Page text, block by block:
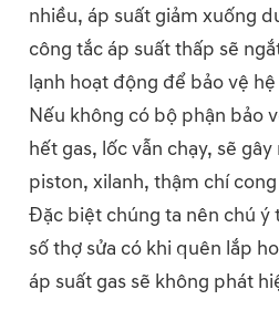
nhiều, áp suất giảm xuống
công tắc áp suất thấp sẽ
lạnh hoạt động để bảo vệ
Nếu không có bộ phận bảo
hết gas, lốc vẫn chạy, sẽ
piston, xilanh, thậm chí
Đặc biệt chúng ta nên chú ý
số thợ sửa có khi quên lắp
áp suất gas sẽ không phát